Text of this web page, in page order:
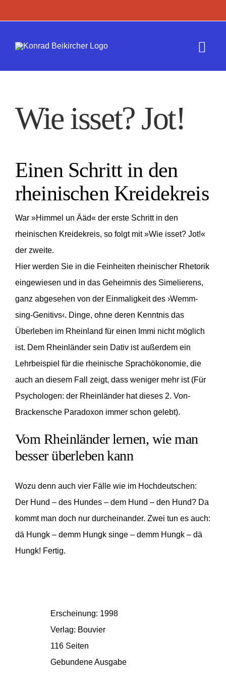
Inhalt
Wie isset? Jot!
Einen Schritt in den
rheinischen Kreidekreis
War »Himmel un Ääd« der erste Schritt in den
rheinischen Kreidekreis, so folgt mit »Wie isset? Jot!«
der zweite.
Hier werden Sie in die Feinheiten rheinischer Rhetorik
eingewiesen und in das Geheimnis des Simelierens,
ganz abgesehen von der Einmaligkeit des ›Wemm-
sing-Genitivs‹. Dinge, ohne deren Kenntnis das
Überleben im Rheinland für einen Immi nicht möglich
ist. Dem Rheinländer sein Dativ ist außerdem ein
Lehrbeispiel für die rheinische Sprachökonomie, die
auch an diesem Fall zeigt, dass weniger mehr ist (Für
Psychologen: der Rheinländer hat dieses 2. Von-
Brackensche Paradoxon immer schon gelebt).
Vom Rheinländer lernen, wie man
besser überleben kann
Wozu denn auch vier Fälle wie im Hochdeutschen:
Der Hund – des Hundes – dem Hund – den Hund? Da
kommt man doch nur durcheinander. Zwei tun es auch:
dä Hungk – demm Hungk singe – demm Hungk – dä
Hungk! Fertig.
Erscheinung: 1998
Verlag: Bouvier
116 Seiten
Gebundene Ausgabe